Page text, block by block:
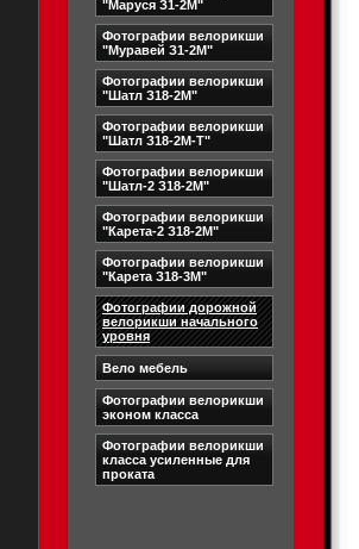
"Маруся З1-2М"
Фотографии велорикши
"Муравей З1-2М"
Фотографии велорикши
"Шатл З18-2М"
Фотографии велорикши
"Шатл З18-2М-Т"
Фотографии велорикши
"Шатл-2 З18-2М"
Фотографии велорикши
"Карета-2 З18-2М"
Фотографии велорикши
"Карета З18-3М"
Фотографии дорожной
велорикши начального
уровня
Вело мебель
Фотографии велорикши
эконом класса
Фотографии велорикши
класса усиленные для
проката